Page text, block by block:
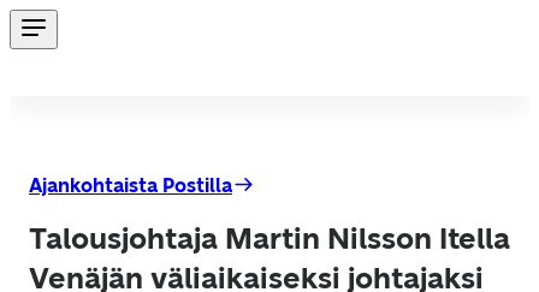
Ajankohtaista Postilla
Talousjohtaja Martin Nilsson Itella
Venäjän väliaikaiseksi johtajaksi